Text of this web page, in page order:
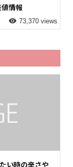
情報
73,370 views
い時の辛さや